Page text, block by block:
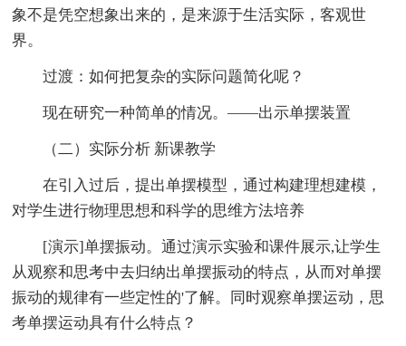
象不是凭空想象出来的，是来源于生活实际，客观世
界。
过渡：如何把复杂的实际问题简化呢？
现在研究一种简单的情况。——出示单摆装置
（二）实际分析 新课教学
在引入过后，提出单摆模型，通过构建理想建模，
对学生进行物理思想和科学的思维方法培养
[演示]单摆振动。通过演示实验和课件展示,让学生
从观察和思考中去归纳出单摆振动的特点，从而对单摆
振动的规律有一些定性的'了解。同时观察单摆运动，思
考单摆运动具有什么特点？